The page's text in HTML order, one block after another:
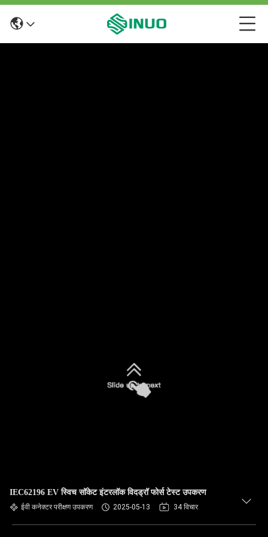
IEC62196 EV स्विच सॉकेट इंटरलॉक विदड्रॉ फोर्स टेस्ट उपकरण
ईवी कनेक्टर परीक्षण उपकरण 2025-05-13 34 विचार